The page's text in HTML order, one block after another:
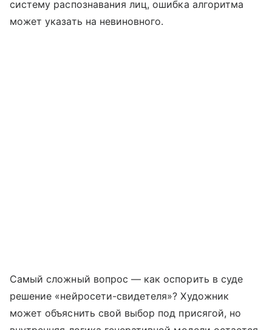
систему распознавания лиц, ошибка алгоритма
может указать на невиновного.
Самый сложный вопрос — как оспорить в суде
решение «нейросети-свидетеля»? Художник
может объяснить свой выбор под присягой, но